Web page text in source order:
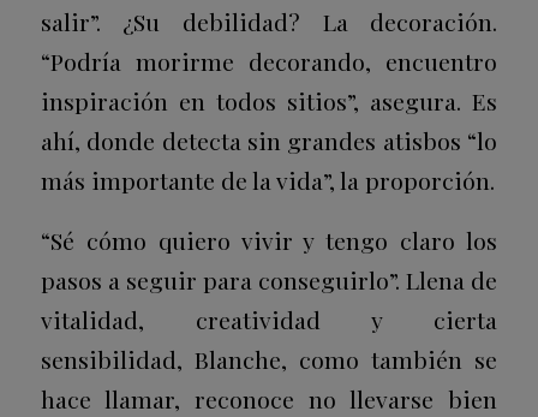
salir”. ¿Su debilidad? La decoración.
“Podría morirme decorando, encuentro
inspiración en todos sitios”, asegura. Es
ahí, donde detecta sin grandes atisbos “lo
más importante de la vida”, la proporción.
“Sé cómo quiero vivir y tengo claro los
pasos a seguir para conseguirlo”. Llena de
vitalidad, creatividad y cierta
sensibilidad, Blanche, como también se
hace llamar, reconoce no llevarse bien